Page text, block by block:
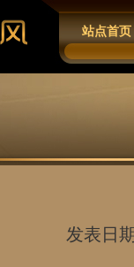
站点首页
发表日